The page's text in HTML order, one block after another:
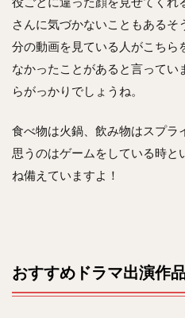
さんに気づかないこともあるそ
分の動画を見ている人がこちら
なかったことがあると言ってい
らがっかりでしょうね。
食べ物は火鍋、飲み物はスプラ
思うのはゲームをしている時と
ね備えていますよ！
おすすめドラマ出演作